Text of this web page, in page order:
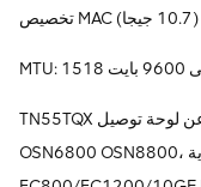
TN55TQX عبارة عن لوحة توصيل OTN 4x10G مطبقة على Huawei
OSN6800 OSN8800، حيث يتم تحويلها بين أربع شاشات بصرية